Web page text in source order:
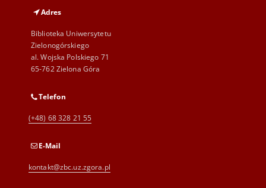
Adres
Biblioteka Uniwersytetu
Zielonogórskiego
al. Wojska Polskiego 71
65-762 Zielona Góra
Telefon
(+48) 68 328 21 55
E-Mail
kontakt@zbc.uz.zgora.pl